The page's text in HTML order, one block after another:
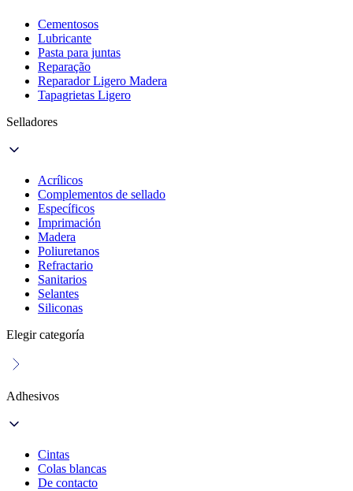
Cementosos
Lubricante
Pasta para juntas
Reparação
Reparador Ligero Madera
Tapagrietas Ligero
Selladores
Acrílicos
Complementos de sellado
Específicos
Imprimación
Madera
Poliuretanos
Refractario
Sanitarios
Selantes
Siliconas
Elegir categoría
Adhesivos
Cintas
Colas blancas
De contacto